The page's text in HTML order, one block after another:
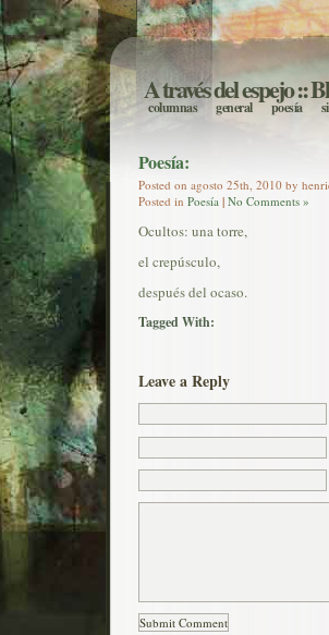
A través del espejo::
columnas general poesía
Poesía:
Posted on agosto 25th, 2010 by
Posted in Poesía | No Comments »
Ocultos: una torre,
el crepúsculo,
después del ocaso.
Tagged With:
Leave a Reply